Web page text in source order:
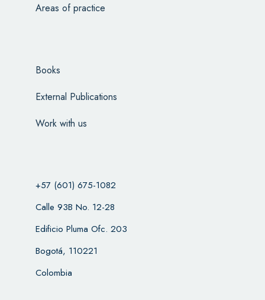
Areas of practice
Books
External Publications
Work with us
+57 (601) 675-1082
Calle 93B No. 12-28
Edificio Pluma Ofc. 203
Bogotá, 110221
Colombia